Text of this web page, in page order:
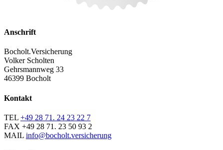
Anschrift
Bocholt.Versicherung
Volker Scholten
Gehrsmannweg 33
46399 Bocholt
Kontakt
TEL +49 28 71. 24 23 22 7
FAX +49 28 71. 23 50 93 2
MAIL info@bocholt.versicherung